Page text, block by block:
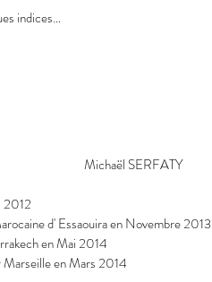
indices…
2012
d' Essaouira en Novembre 2013
en Mai 2014
en Mars 2014